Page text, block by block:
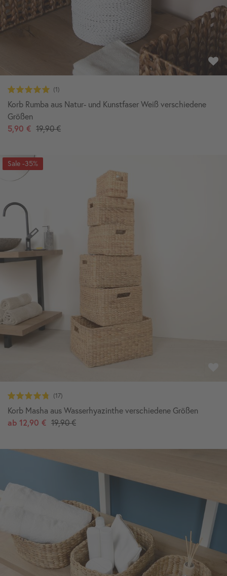
Korb Rumba aus Natur- und Kunstfaser Weiß verschiedene
Größen
5,90 € 19,90 €
-35%
Korb Masha aus Wasserhyazinthe verschiedene Größen
ab 12,90 € 19,90 €